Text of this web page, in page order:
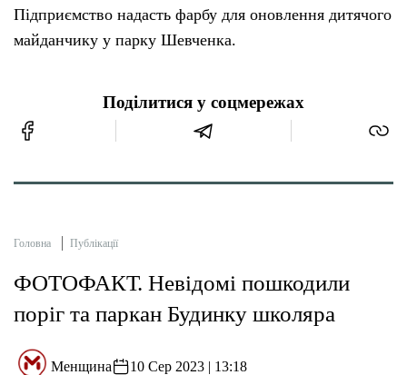
Підприємство надасть фарбу для оновлення дитячого
майданчику у парку Шевченка.
Поділитися у соцмережах
Головна Публікації
ФОТОФАКТ. Невідомі пошкодили
поріг та паркан Будинку школяра
Менщина 10 Сер 2023 | 13:18